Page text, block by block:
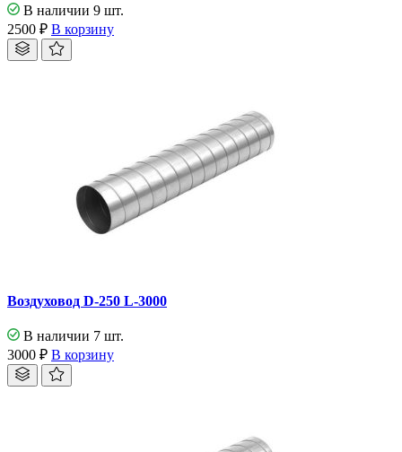
В наличии 9 шт.
2500 ₽ В корзину
Воздуховод D-250 L-3000
В наличии 7 шт.
3000 ₽ В корзину